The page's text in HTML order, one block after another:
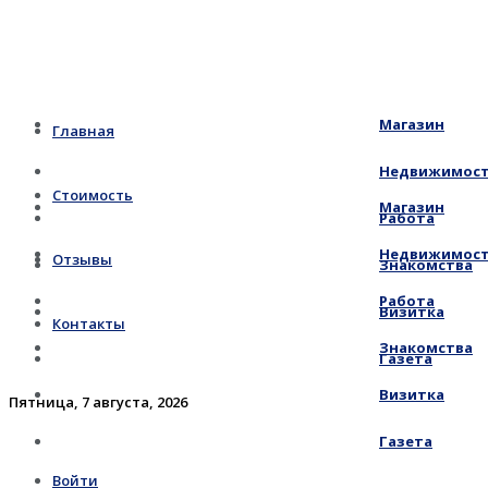
Главная
Стоимость
Отзывы
Контакты
Пятница, 7 августа, 2026
Войти
Магазин
Работа
Знакомства
Визитка
Газета
Магазин
Работа
Знакомства
Визитка
Газета